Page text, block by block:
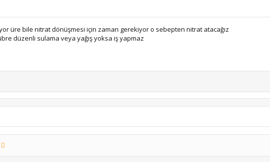
üre bile nitrat dönüşmesi için zaman gerekiyor o sebepten nitrat atacağız
düzenli sulama veya yağış yoksa iş yapmaz